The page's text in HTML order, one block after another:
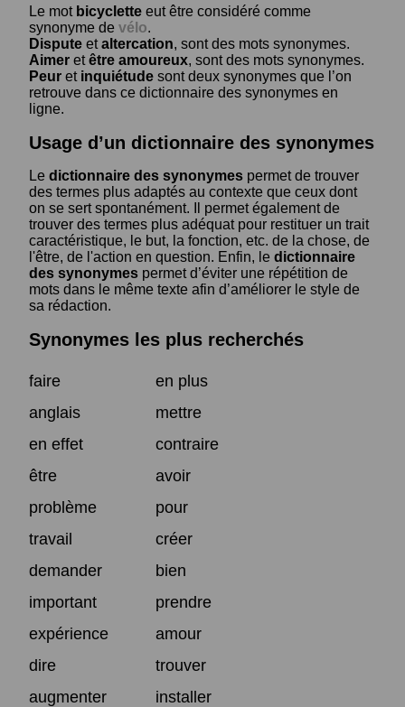
Le mot bicyclette eut être considéré comme
synonyme de vélo.
Dispute etaltercation, sont des mots synonymes.
Aimer etêtre amoureux, sont des mots synonymes.
Peur et inquiétude sont deux synonymes que l’on
retrouve dans ce dictionnaire des synonymes en
ligne.
Usage d’un dictionnaire des synonymes
Le dictionnaire des synonymes permet de trouver
des termes plus adaptés au contexte que ceux dont
on se sert spontanément. Il permet également de
trouver des termes plus adéquat pour restituer un trait
caractéristique, le but, la fonction, etc. de la chose, de
l'être, de l'action en question. Enfin, le dictionnaire
des synonymes permet d’éviter une répétition de
mots dans le même texte afin d’améliorer le style de
sa rédaction.
Synonymes les plus recherchés
faire
en plus
anglais
mettre
en effet
contraire
être
avoir
problème
pour
travail
créer
demander
bien
important
prendre
expérience
amour
dire
trouver
augmenter
installer